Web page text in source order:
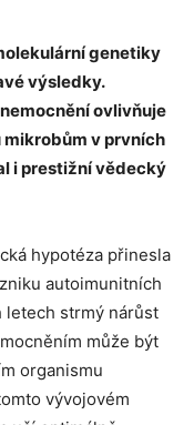
genetiky
výsledky.
ovlivňuje
v prvních
i prestižní vědecký
hypotéza přinesla
autoimunitních
letech strmý nárůst
může být
organismu
vývojovém